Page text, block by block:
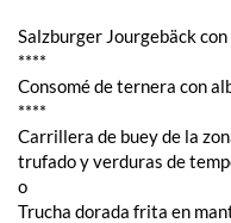
Salzburger Jourgebäck
****
Consomé de ternera con
****
Carrillera de buey de la
trufado y verduras de
o
Trucha dorada frita en